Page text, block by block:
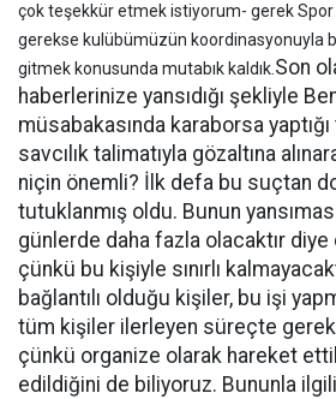
çok teşekkür etmek istiyorum- gerek
gerekse kulübümüzün koordinasyonuyla
gitmek konusunda mutabık kaldık.Son
haberlerinize yansıdığı şekliyle
müsabakasında karaborsa
savcılık talimatıyla gözaltına
niçin önemli? İlk defa bu suçtan
tutuklanmış oldu. Bunun
günlerde daha fazla olacaktır
çünkü bu kişiyle sınırlı
bağlantılı olduğu kişiler, bu işi
tüm kişiler ilerleyen süreçte
çünkü organize olarak hareket
edildiğini de biliyoruz. Bununla